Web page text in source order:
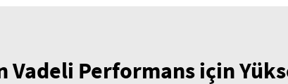
Vadeli Performans için